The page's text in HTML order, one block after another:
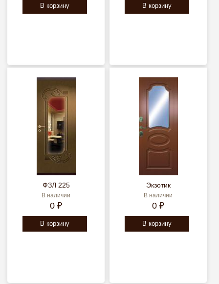
В корзину В корзину
ФЗЛ 225
В наличии
0 ₽
В корзину
Экзотик
В наличии
0 ₽
В корзину